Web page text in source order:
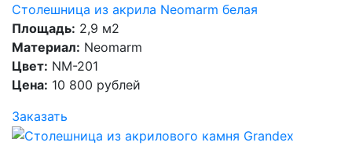
Столешница из акрила Neomarm белая
Площадь: 2,9 м2
Материал: Neomarm
Цвет: NM-201
Цена: 10 800 рублей
Заказать